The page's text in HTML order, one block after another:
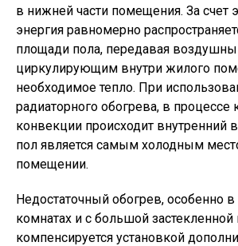
в нижней части помещения. За счет
энергия равномерно
площади пола, передавая
циркулирующим внутри жилого
необходимое тепло. При
радиаторного обогрева, в процессе
конвекции происходит внутренний
пол является самым холодным
помещении.
Недостаточный обогрев, особенно
комнатах и с большой
компенсируется установкой